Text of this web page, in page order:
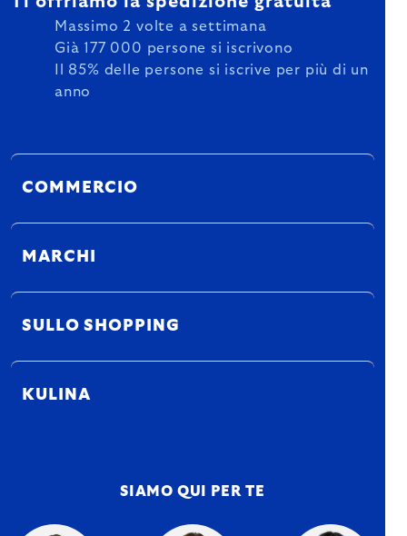
Massimo 2 volte a settimana
Già 177 000 persone si iscrivono
Il 85% delle persone si iscrive per più di un
anno
COMMERCIO
MARCHI
SULLO SHOPPING
KULINA
SIAMO QUI PER TE